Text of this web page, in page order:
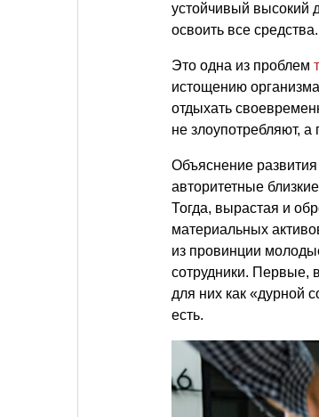
устойчивый высокий
освоить все средства.
Это одна из проблем
истощению
отдыхать
не злоупотребляют,
Объяснение развития
авторитетные
Тогда, вырастая и
материальных
из провинции
сотрудники. Первые,
для них как «дурной
есть.